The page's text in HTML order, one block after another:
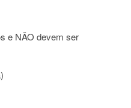
e NÃO devem ser